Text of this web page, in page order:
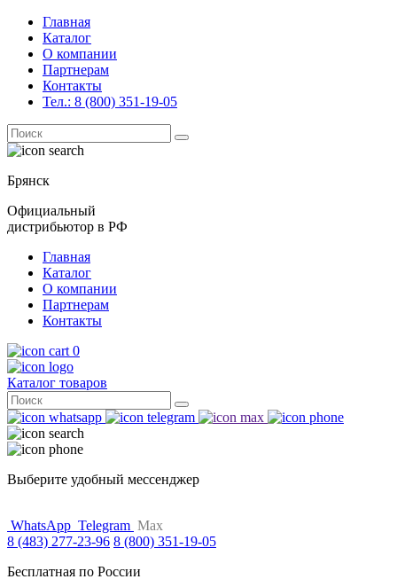
Главная
Каталог
О компании
Партнерам
Контакты
Тел.: 8 (800) 351-19-05
Поиск
for:
Брянск
Официальный
дистрибьютор в РФ
Главная
Каталог
О компании
Партнерам
Контакты
0
Каталог товаров
Поиск
for:
Выберите удобный мессенджер
WhatsApp Telegram Max
8 (483) 277-23-96 8 (800) 351-19-05
Бесплатная по России